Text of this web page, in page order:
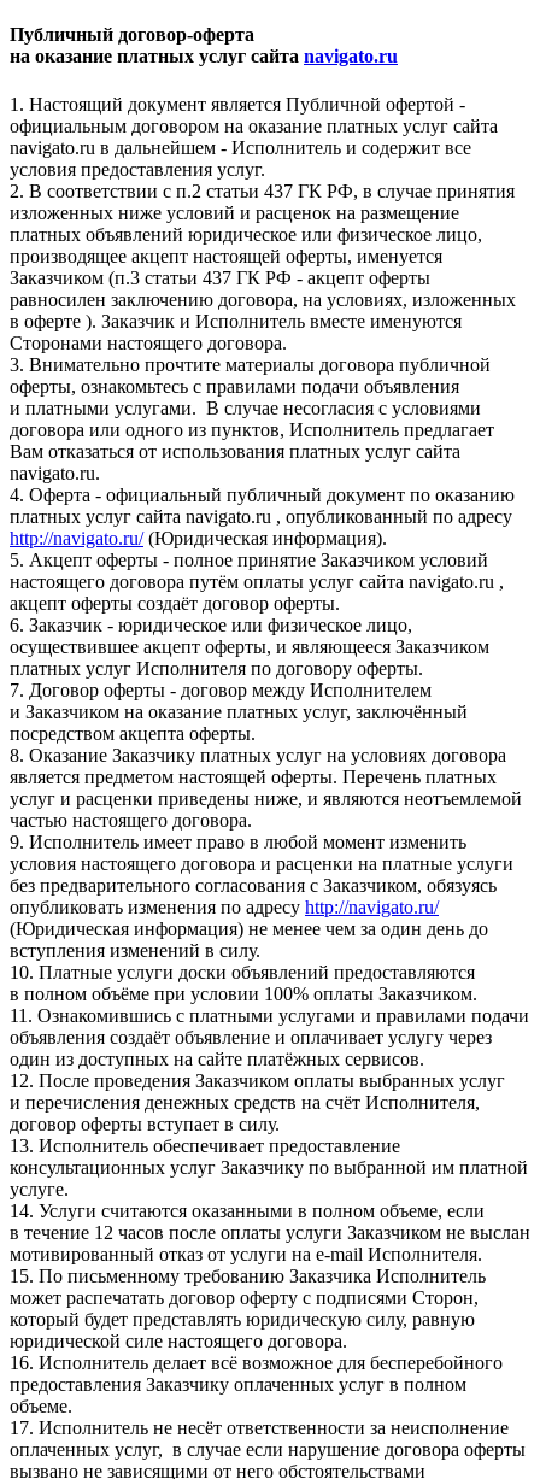
Публичный договор-оферта
на оказание платных услуг сайта navigato.ru
1. Настоящий документ является Публичной офертой -
официальным договором на оказание платных услуг сайта
navigato.ru в дальнейшем - Исполнитель и содержит все
условия предоставления услуг.
2. В соответствии с п.2 статьи 437 ГК РФ, в случае принятия
изложенных ниже условий и расценок на размещение
платных объявлений юридическое или физическое лицо,
производящее акцепт настоящей оферты, именуется
Заказчиком (п.3 статьи 437 ГК РФ - акцепт оферты
равносилен заключению договора, на условиях, изложенных
в оферте ). Заказчик и Исполнитель вместе именуются
Сторонами настоящего договора.
3. Внимательно прочтите материалы договора публичной
оферты, ознакомьтесь с правилами подачи объявления
и платными услугами. В случае несогласия с условиями
договора или одного из пунктов, Исполнитель предлагает
Вам отказаться от использования платных услуг сайта
navigato.ru.
4. Оферта - официальный публичный документ по оказанию
платных услуг сайта navigato.ru , опубликованный по адресу
http://navigato.ru/(Юридическая информация).
5. Акцепт оферты - полное принятие Заказчиком условий
настоящего договора путём оплаты услуг сайта navigato.ru ,
акцепт оферты создаёт договор оферты.
6. Заказчик - юридическое или физическое лицо,
осуществившее акцепт оферты, и являющееся Заказчиком
платных услуг Исполнителя по договору оферты.
7. Договор оферты - договор между Исполнителем
и Заказчиком на оказание платных услуг, заключённый
посредством акцепта оферты.
8. Оказание Заказчику платных услуг на условиях договора
является предметом настоящей оферты. Перечень платных
услуг и расценки приведены ниже, и являются неотъемлемой
частью настоящего договора.
9. Исполнитель имеет право в любой момент изменить
условия настоящего договора и расценки на платные услуги
без предварительного согласования с Заказчиком, обязуясь
опубликовать изменения по адресу http://navigato.ru/
(Юридическая информация) не менее чем за один день до
вступления изменений в силу.
10. Платные услуги доски объявлений предоставляются
в полном объёме при условии 100% оплаты Заказчиком.
11. Ознакомившись с платными услугами и правилами подачи
объявления создаёт объявление и оплачивает услугу через
один из доступных на сайте платёжных сервисов.
12. После проведения Заказчиком оплаты выбранных услуг
и перечисления денежных средств на счёт Исполнителя,
договор оферты вступает в силу.
13. Исполнитель обеспечивает предоставление
консультационных услуг Заказчику по выбранной им платной
услуге.
14. Услуги считаются оказанными в полном объеме, если
в течение 12 часов после оплаты услуги Заказчиком не выслан
мотивированный отказ от услуги на e-mail Исполнителя.
15. По письменному требованию Заказчика Исполнитель
может распечатать договор оферту с подписями Сторон,
который будет представлять юридическую силу, равную
юридической силе настоящего договора.
16. Исполнитель делает всё возможное для бесперебойного
предоставления Заказчику оплаченных услуг в полном
объеме.
17. Исполнитель не несёт ответственности за неисполнение
оплаченных услуг, в случае если нарушение договора оферты
вызвано не зависящими от него обстоятельствами